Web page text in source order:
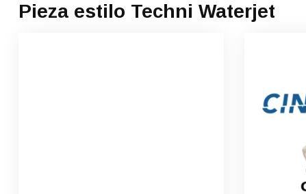
Pieza estilo Techni Waterjet